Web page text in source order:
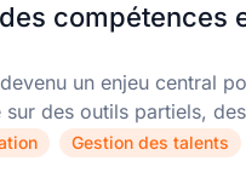
compétences
un enjeu central
sur des outils partiels,
, Gestion des talents